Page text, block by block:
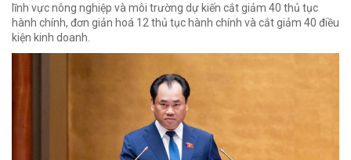
lĩnh vực nông nghiệp và môi trường dự kiến cắt giảm 40 thủ tục
hành chính, đơn giản hoá 12 thủ tục hành chính và cắt giảm 40 điều
kiện kinh doanh.